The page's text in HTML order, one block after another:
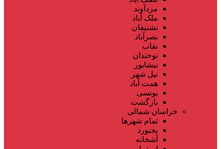
مزدآوند
ملک آباد
نشتیفان
نصرآباد
نقاب
نوخندان
نیشابور
نیل شهر
همت آباد
یونسی
بازگشت
خراسان شمالی
تمام شهر‌ها
بجنورد
آشخانه